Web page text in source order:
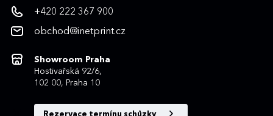
+420 222 367 900
obchod@inetprint.cz
Showroom Praha
Hostivařská 92/6,
102 00, Praha 10
Rezervace termínu schůzky